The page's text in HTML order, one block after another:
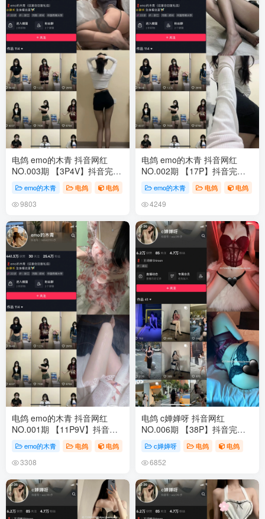
电鸽 emo的木青 抖音网红
NO.003期 【3P4V】抖音完整
emo的木青 电鸽 电鸽
9803
电鸽 emo的木青 抖音网红
NO.002期 【17P】抖音完整
emo的木青 电鸽 电鸽
4249
电鸽 emo的木青 抖音网红
NO.001期 【11P9V】抖音完
emo的木青 电鸽 电鸽
3308
电鸽 c婵婵呀 抖音网红
NO.006期 【38P】抖音完整
c婵婵呀 电鸽 电鸽
6852